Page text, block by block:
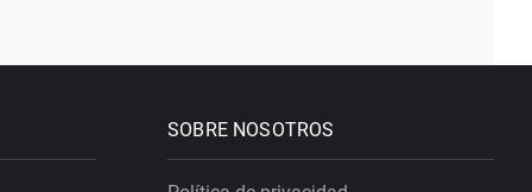
SOBRE NOSOTROS